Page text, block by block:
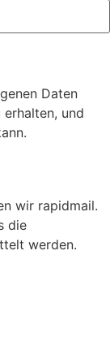
Daten
und
wir rapidmail.
die
werden.